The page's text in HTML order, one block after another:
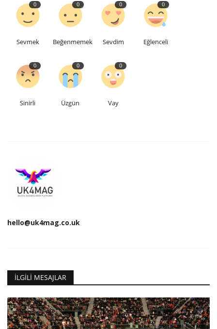
English Turkish
0
Sevmek
0
Beğenmemek
0
Sevdim
0
Eğlenceli
0
Sinirli
0
Üzgün
0
Vay
hello@uk4mag.co.uk
İLGILI MESAJLAR